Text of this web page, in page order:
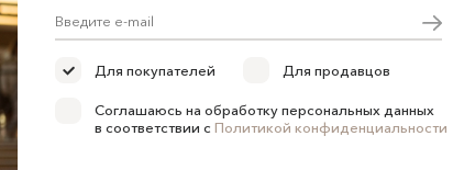
Для покупателей Для продавцов
Соглашаюсь на обработку персональных данных
в соответствии с Политикой конфиденциальности